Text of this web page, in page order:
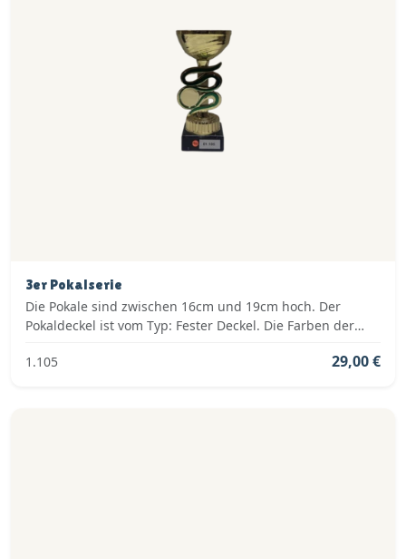
3er Pokalserie
Die Pokale sind zwischen 16cm und 19cm hoch. Der
Pokaldeckel ist vom Typ: Fester Deckel. Die Farben der
1.105
29,00 €